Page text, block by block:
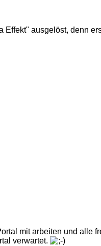
ausgelöst, denn
mit arbeiten und alle
verwartet.